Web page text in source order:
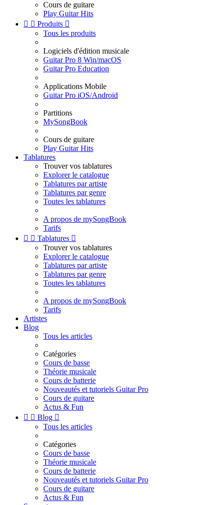
Cours de guitare
Play Guitar Hits
  Produits 
Tous les produits
Logiciels d'édition musicale
Guitar Pro 8 Win/macOS
Guitar Pro Education
Applications Mobile
Guitar Pro iOS/Android
Partitions
MySongBook
Cours de guitare
Play Guitar Hits
Tablatures
Trouver vos tablatures
Explorer le catalogue
Tablatures par artiste
Tablatures par genre
Toutes les tablatures
A propos de mySongBook
Tarifs
  Tablatures 
Trouver vos tablatures
Explorer le catalogue
Tablatures par artiste
Tablatures par genre
Toutes les tablatures
A propos de mySongBook
Tarifs
Artistes
Blog
Tous les articles
Catégories
Cours de basse
Théorie musicale
Cours de batterie
Nouveautés et tutoriels Guitar Pro
Cours de guitare
Actus & Fun
  Blog 
Tous les articles
Catégories
Cours de basse
Théorie musicale
Cours de batterie
Nouveautés et tutoriels Guitar Pro
Cours de guitare
Actus & Fun